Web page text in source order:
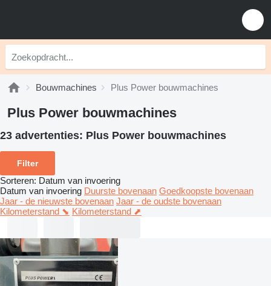
Bouwmachines Plus Power bouwmachines
Plus Power bouwmachines
23 advertenties: Plus Power bouwmachines
Filter
Sorteren: Datum van invoering
Datum van invoering Duurste bovenaan Goedkoopste bovenaan
Jaar - de nieuwste bovenaan Jaar - de oudste bovenaan
Kilometerstand ⬊ Kilometerstand ⬈